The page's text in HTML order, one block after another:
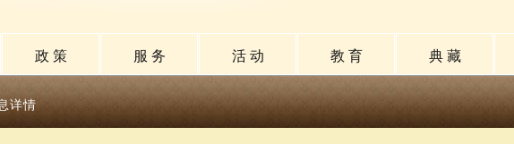
政 策 服 务 活 动 教 育 典 藏
详情